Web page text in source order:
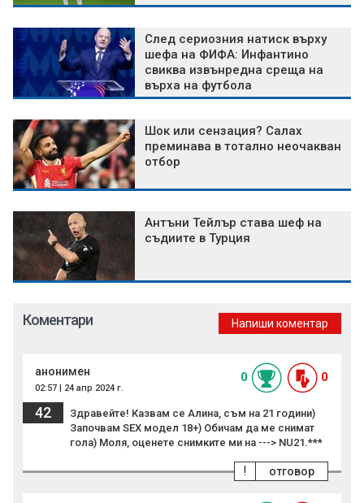
След сериозния натиск върху
шефа на ФИФА: Инфантино
свиква извънредна среща на
върха на футбола
Шок или сензация? Салах
преминава в тотално неочакван
отбор
Антъни Тейлър става шеф на
съдиите в Турция
Коментари Напиши коментар
анонимен
02:57 | 24 апр 2024 г.
0 0
42
Здравейте! Казвам се Алина, съм на 21 години)
Започвам SEX модел 18+) Обичам да ме снимат
гола) Моля, оценете снимките ми на ---> NU21.***
отговор
!